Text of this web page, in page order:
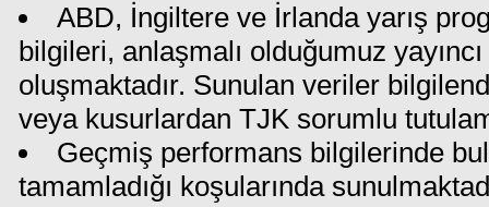
ABD, İngiltere ve İrlanda yarış
bilgileri, anlaşmalı olduğumuz
oluşmaktadır. Sunulan veriler
veya kusurlardan TJK sorumlu
Geçmiş performans bilgilerinde
tamamladığı koşularında